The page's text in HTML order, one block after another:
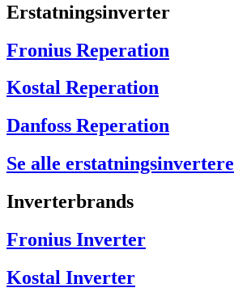
Erstatningsinverter
Fronius Reperation
Kostal Reperation
Danfoss Reperation
Se alle erstatningsinvertere
Inverterbrands
Fronius Inverter
Kostal Inverter